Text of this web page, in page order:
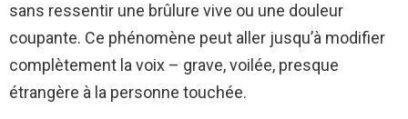
sans ressentir une brûlure vive ou une douleur
coupante. Ce phénomène peut aller jusqu’à modifier
complètement la voix – grave, voilée, presque
étrangère à la personne touchée.